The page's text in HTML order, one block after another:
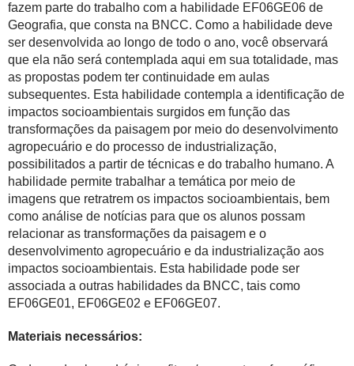
fazem parte do trabalho com a habilidade EF06GE06 de
Geografia, que consta na BNCC. Como a habilidade deve
ser desenvolvida ao longo de todo o ano, você observará
que ela não será contemplada aqui em sua totalidade, mas
as propostas podem ter continuidade em aulas
subsequentes. Esta habilidade contempla a identificação de
impactos socioambientais surgidos em função das
transformações da paisagem por meio do desenvolvimento
agropecuário e do processo de industrialização,
possibilitados a partir de técnicas e do trabalho humano. A
habilidade permite trabalhar a temática por meio de
imagens que retratrem os impactos socioambientais, bem
como análise de notícias para que os alunos possam
relacionar as transformações da paisagem e o
desenvolvimento agropecuário e da industrialização aos
impactos socioambientais. Esta habilidade pode ser
associada a outras habilidades da BNCC, tais como
EF06GE01, EF06GE02 e EF06GE07.
Materiais necessários: